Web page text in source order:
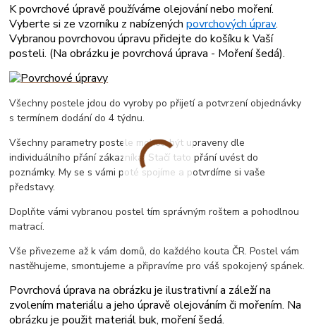
K povrchové úpravě používáme olejování nebo moření.
Vyberte si ze vzorníku z nabízenýchpovrchových úprav.
Vybranou povrchovou úpravu přidejte do košíku k Vaší
posteli. (Na obrázku je povrchová úprava - Moření šedá).
Všechny postele jdou do vyroby po přijetí a potvrzení objednávky
s termínem dodání do 4 týdnu.
Všechny parametry postele mohou být upraveny dle
individuálního přání zákazníka. Stačí tato přání uvést do
poznámky. My se s vámi poté spojíme a potvrdíme si vaše
představy.
Doplňte vámi vybranou postel tím správným roštem a pohodlnou
matrací.
Vše přivezeme až k vám domů, do každého kouta ČR. Postel vám
nastěhujeme, smontujeme a připravíme pro váš spokojený spánek.
Povrchová úprava na obrázku je ilustrativní a záleží na
zvolením materiálu a jeho úpravě olejováním či mořením. Na
obrázku je použit materiál buk, moření šedá.